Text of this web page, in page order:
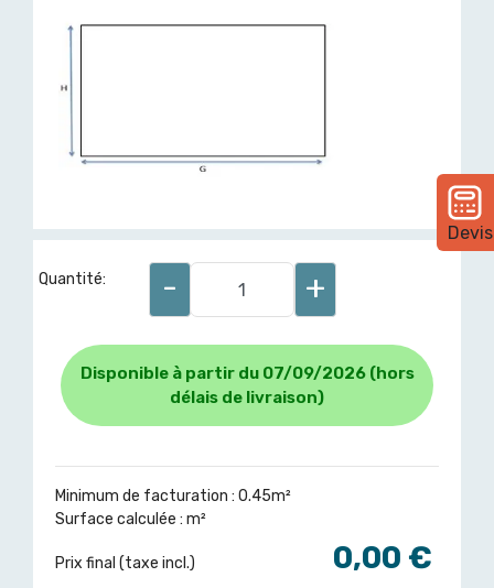
Devis
Quantité: - +
Disponible à partir du 07/09/2026 (hors
délais de livraison)
Minimum de facturation : 0.45m²
Surface calculée : m²
Prix final (taxe incl.) 0,00 €